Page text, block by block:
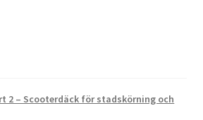
2 – Scooterdäck för stadskörning och